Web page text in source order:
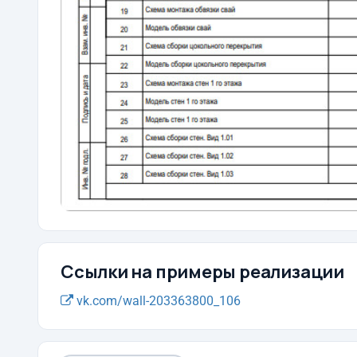
Ссылки на примеры реализации
vk.com/wall-203363800_106